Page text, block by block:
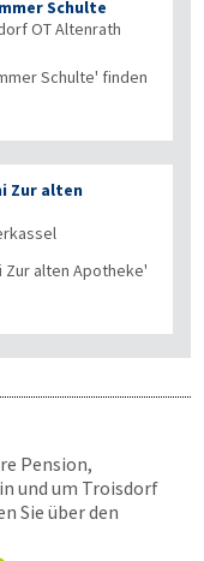
Schulte
OT Altenrath
Schulte' finden
Zur alten
Zur alten Apotheke'
Pension,
und um Troisdorf
Sie über den